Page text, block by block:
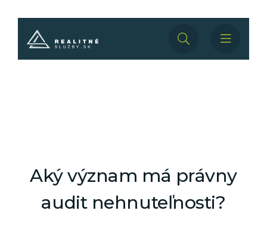
Aký význam má právny
audit nehnuteľnosti?